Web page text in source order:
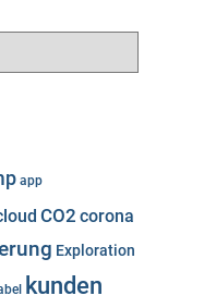
app
CO2 corona
Exploration
kunden